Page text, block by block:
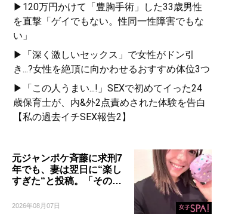
▶120万円かけて「豊胸手術」した33歳男性
を直撃「ゲイでもない。性同一性障害でもな
い」
▶「深く激しいセックス」で女性がドン引
き...?女性を絶頂に向かわせるおすすめ体位3つ
▶「この人うまい...!」SEXで初めてイった24
歳保育士が、内&外2点責めされた体験を告白
【私の過去イチSEX報告2】
元ジャンポケ斉藤に求刑7
年でも、妻は翌日に“楽し
すぎた“と投稿。「その…
2026年08月07日